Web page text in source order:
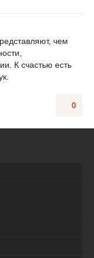
чем
К счастью есть
0